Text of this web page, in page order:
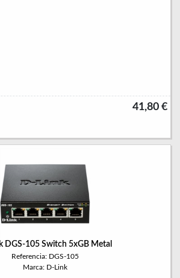
41,80 €
DGS-105 Switch 5xGB Metal
Referencia: DGS-105
Marca: D-Link